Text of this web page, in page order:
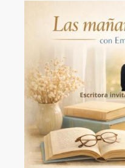
navegación